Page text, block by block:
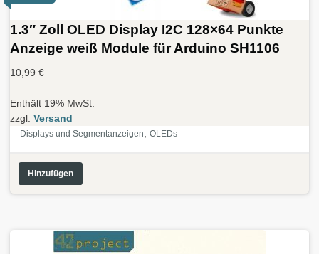
1.3″ Zoll OLED Display I2C 128×64 Punkte
Anzeige weiß Module für Arduino SH1106
10,99 €
Enthält 19% MwSt.
zzgl. Versand
Displays und Segmentanzeigen, OLEDs
Hinzufügen